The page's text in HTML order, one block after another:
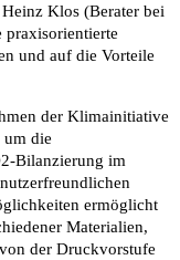
Klos (Berater bei
und auf die Vorteile
der Klimainitiative
die
Bilanzierung im
ermöglicht
Materialien,
der Druckvorstufe